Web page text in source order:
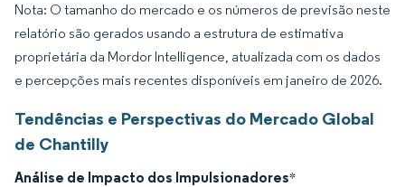
Nota: O tamanho do mercado e os números de previsão neste
relatório são gerados usando a estrutura de estimativa
proprietária da Mordor Intelligence, atualizada com os dados
e percepções mais recentes disponíveis em janeiro de 2026.
Tendências e Perspectivas do Mercado Global
de Chantilly
Análise de Impacto dos Impulsionadores*